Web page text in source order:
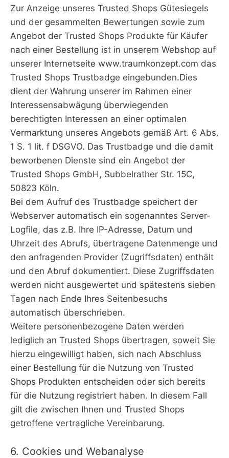
Zur Anzeige unseres Trusted Shops Gütesiegels
und der gesammelten Bewertungen sowie zum
Angebot der Trusted Shops Produkte für Käufer
nach einer Bestellung ist in unserem Webshop auf
unserer Internetseite www.traumkonzept.com das
Trusted Shops Trustbadge eingebunden.Dies
dient der Wahrung unserer im Rahmen einer
Interessensabwägung überwiegenden
berechtigten Interessen an einer optimalen
Vermarktung unseres Angebots gemäß Art. 6 Abs.
1 S. 1 lit. f DSGVO. Das Trustbadge und die damit
beworbenen Dienste sind ein Angebot der
Trusted Shops GmbH, Subbelrather Str. 15C,
50823 Köln.
Bei dem Aufruf des Trustbadge speichert der
Webserver automatisch ein sogenanntes Server-
Logfile, das z.B. Ihre IP-Adresse, Datum und
Uhrzeit des Abrufs, übertragene Datenmenge und
den anfragenden Provider (Zugriffsdaten) enthält
und den Abruf dokumentiert. Diese Zugriffsdaten
werden nicht ausgewertet und spätestens sieben
Tagen nach Ende Ihres Seitenbesuchs
automatisch überschrieben.
Weitere personenbezogene Daten werden
lediglich an Trusted Shops übertragen, soweit Sie
hierzu eingewilligt haben, sich nach Abschluss
einer Bestellung für die Nutzung von Trusted
Shops Produkten entscheiden oder sich bereits
für die Nutzung registriert haben. In diesem Fall
gilt die zwischen Ihnen und Trusted Shops
getroffene vertragliche Vereinbarung.
6. Cookies und Webanalyse